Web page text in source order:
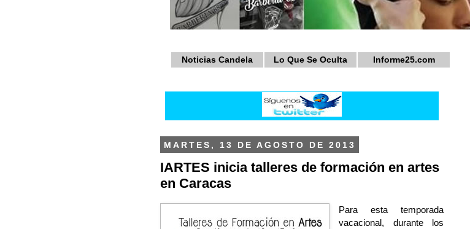
Noticias Candela Lo Que Se Oculta Informe25.com
MARTES, 13 DE AGOSTO DE 2013
IARTES inicia talleres de formación en artes
en Caracas
Para esta temporada
vacacional, durante los